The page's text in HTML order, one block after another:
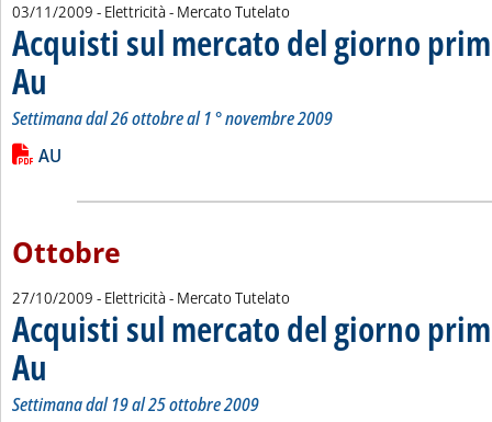
03/11/2009 - Elettricità - Mercato Tutelato
Acquisti sul mercato del giorno
Au . Sottotitolo: Settimana dal 26 ottobre al 1 ° novembre 2009
. Pubblicata martedì 03 novembre 2009 alle 15.15.
Settimana dal 26 ottobre al 1 ° novembre 2009
Leggi tutta la notizia: 'Acquisti sul mercato del giorno prima
Lista allegati PDF alla notizia
AU
Ottobre
27/10/2009 - Elettricità - Mercato Tutelato
Acquisti sul mercato del giorno
Au . Sottotitolo: Settimana dal 19 al 25 ottobre 2009
. Pubblicata martedì 27 ottobre 2009 alle 11.14.
Settimana dal 19 al 25 ottobre 2009